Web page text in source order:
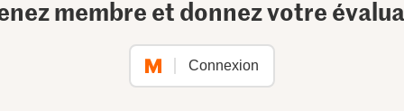
membre et donnez votre
Connexion